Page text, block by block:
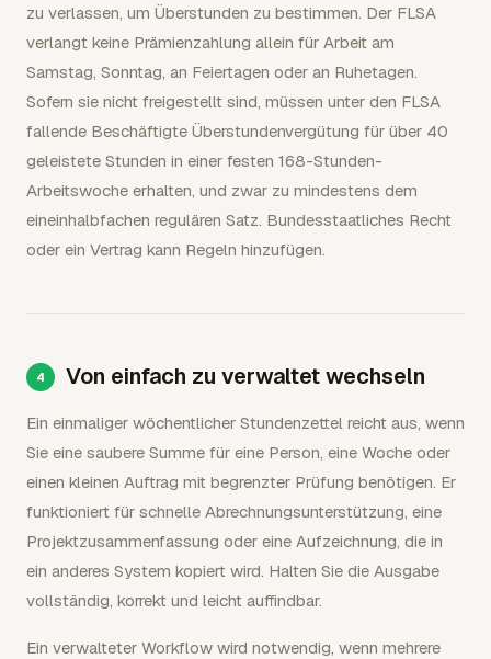
zu verlassen, um Überstunden zu bestimmen. Der FLSA
verlangt keine Prämienzahlung allein für Arbeit am
Samstag, Sonntag, an Feiertagen oder an Ruhetagen.
Sofern sie nicht freigestellt sind, müssen unter den FLSA
fallende Beschäftigte Überstundenvergütung für über 40
geleistete Stunden in einer festen 168-Stunden-
Arbeitswoche erhalten, und zwar zu mindestens dem
eineinhalbfachen regulären Satz. Bundesstaatliches Recht
oder ein Vertrag kann Regeln hinzufügen.
Von einfach zu verwaltet wechseln
Ein einmaliger wöchentlicher Stundenzettel reicht aus, wenn
Sie eine saubere Summe für eine Person, eine Woche oder
einen kleinen Auftrag mit begrenzter Prüfung benötigen. Er
funktioniert für schnelle Abrechnungsunterstützung, eine
Projektzusammenfassung oder eine Aufzeichnung, die in
ein anderes System kopiert wird. Halten Sie die Ausgabe
vollständig, korrekt und leicht auffindbar.
Ein verwalteter Workflow wird notwendig, wenn mehrere